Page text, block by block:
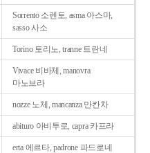
Sorrento 소렌토, asma 아스마,
sasso 사소
Torino 토리노, tranne 트란네
Vivace 비바체, manovra
마노브라
nozze 노체, mancanza 만칸차
abituro 아비투로, capra 카프라
erta 에르타, padrone 파드로네